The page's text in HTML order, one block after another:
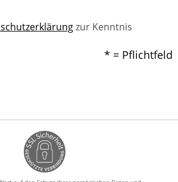
zur Kenntnis
* = Pflichtfeld